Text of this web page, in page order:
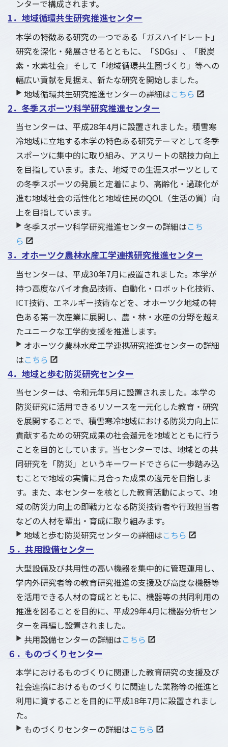
ンターで構成されます。
1．地域循環共生研究推進センター
本学の特徴ある研究の一つである「ガスハイドレート」
研究を深化・発展させるとともに、「SDGs」、「脱炭
素・水素社会」そして「地域循環共生圏づくり」等への
幅広い貢献を見据え、新たな研究を開始しました。
▶ 地域循環共生研究推進センターの詳細はこちら
2．冬季スポーツ科学研究推進センター
当センターは、平成28年4月に設置されました。積雪寒
冷地域に立地する本学の特色ある研究テーマとして冬季
スポーツに集中的に取り組み、アスリートの競技力向上
を目指しています。また、地域での生涯スポーツとして
の冬季スポーツの発展と定着により、高齢化・過疎化が
進む地域社会の活性化と地域住民のQOL（生活の質）向
上を目指しています。
▶ 冬季スポーツ科学研究推進センターの詳細はこち
ら
3．オホーツク農林水産工学連携研究推進センター
当センターは、平成30年7月に設置されました。本学が
持つ高度なバイオ食品技術、自動化・ロボット化技術、
ICT技術、エネルギー技術などを、オホーツク地域の特
色ある第一次産業に展開し、農・林・水産の分野を越え
たユニークな工学的支援を推進します。
▶ オホーツク農林水産工学連携研究推進センターの詳細
はこちら
4．地域と歩む防災研究センター
当センターは、令和元年5月に設置されました。本学の
防災研究に活用できるリソースを一元化した教育・研究
を展開することで、積雪寒冷地域における防災力向上に
貢献するための研究成果の社会還元を地域とともに行う
ことを目的としています。当センターでは、地域との共
同研究を「防災」というキーワードでさらに一歩踏み込
むことで地域の実情に見合った成果の還元を目指しま
す。また、本センターを核とした教育活動によって、地
域の防災力向上の即戦力となる防災技術者や行政担当者
などの人材を輩出・育成に取り組みます。
▶ 地域と歩む防災研究センターの詳細はこちら
５．共用設備センター
大型設備及び共用性の高い機器を集中的に管理運用し、
学内外研究者等の教育研究推進の支援及び高度な機器等
を活用できる人材の育成とともに、機器等の共同利用の
推進を図ることを目的に、平成29年4月に機器分析セン
ターを再編し設置されました。
▶ 共用設備センターの詳細はこちら
６．ものづくりセンター
本学におけるものづくりに関連した教育研究の支援及び
社会連携におけるものづくりに関連した業務等の推進と
利用に資することを目的に平成18年7月に設置されまし
た。
▶ ものづくりセンターの詳細はこちら